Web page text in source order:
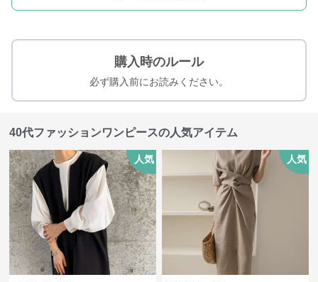
購入時のルール
必ず購入前にお読みください。
40代ファッションワンピースの人気アイテム
人気 人気